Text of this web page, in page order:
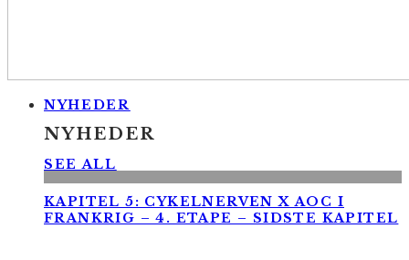
NYHEDER
NYHEDER
SEE ALL
KAPITEL 5: CYKELNERVEN X AOC I
FRANKRIG – 4. ETAPE – SIDSTE KAPITEL